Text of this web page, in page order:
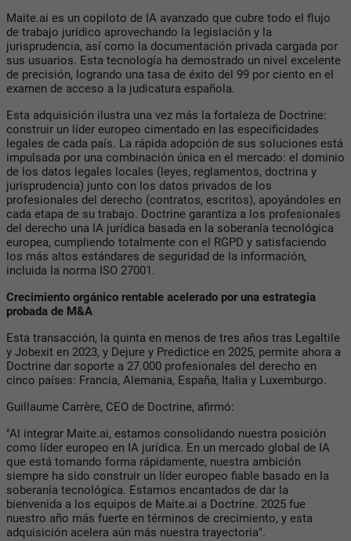
Maite.ai es un copiloto de IA avanzado que cubre todo el flujo
de trabajo jurídico aprovechando la legislación y la
jurisprudencia, así como la documentación privada cargada por
sus usuarios. Esta tecnología ha demostrado un nivel excelente
de precisión, logrando una tasa de éxito del 99 por ciento en el
examen de acceso a la judicatura española.
Esta adquisición ilustra una vez más la fortaleza de Doctrine:
construir un líder europeo cimentado en las especificidades
legales de cada país. La rápida adopción de sus soluciones está
impulsada por una combinación única en el mercado: el dominio
de los datos legales locales (leyes, reglamentos, doctrina y
jurisprudencia) junto con los datos privados de los
profesionales del derecho (contratos, escritos), apoyándoles en
cada etapa de su trabajo. Doctrine garantiza a los profesionales
del derecho una IA jurídica basada en la soberanía tecnológica
europea, cumpliendo totalmente con el RGPD y satisfaciendo
los más altos estándares de seguridad de la información,
incluida la norma ISO 27001.
Crecimiento orgánico rentable acelerado por una estrategia
probada de M&A
Esta transacción, la quinta en menos de tres años tras Legaltile
y Jobexit en 2023, y Dejure y Predictice en 2025, permite ahora a
Doctrine dar soporte a 27.000 profesionales del derecho en
cinco países: Francia, Alemania, España, Italia y Luxemburgo.
Guillaume Carrère, CEO de Doctrine, afirmó:
"Al integrar Maite.ai, estamos consolidando nuestra posición
como líder europeo en IA jurídica. En un mercado global de IA
que está tomando forma rápidamente, nuestra ambición
siempre ha sido construir un líder europeo fiable basado en la
soberanía tecnológica. Estamos encantados de dar la
bienvenida a los equipos de Maite.ai a Doctrine. 2025 fue
nuestro año más fuerte en términos de crecimiento, y esta
adquisición acelera aún más nuestra trayectoria".